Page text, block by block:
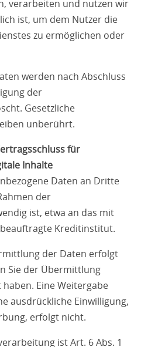
verarbeiten und nutzen wir
ist, um dem Nutzer die
zu ermöglichen oder
werden nach Abschluss
der
Gesetzliche
unberührt.
für
Inhalte
Daten an Dritte
der
ist, etwa an das mit
Kreditinstitut.
der Daten erfolgt
Sie der Übermittlung
Eine Weitergabe
ausdrückliche Einwilligung,
erfolgt nicht.
ist Art. 6 Abs. 1